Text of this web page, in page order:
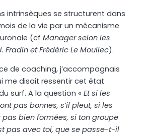
intrinsèques se structurent dans
de la vie par un mécanisme
(cfManager selon les
Fradin et Frédéric Le Moullec).
de coaching, j’accompagnais
me disait ressentir cet état
surf. A la question «Et si les
pas bonnes, s’il pleut, si les
pas bien formées, si ton groupe
pas avec toi, que se passe-t-il